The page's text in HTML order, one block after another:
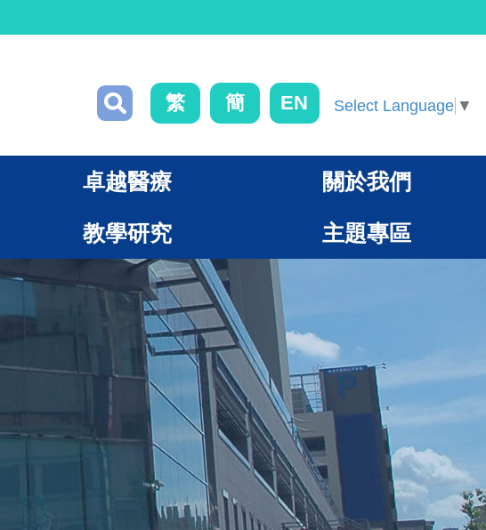
繁 簡 EN Select Language ▼
卓越醫療 關於我們
教學研究 主題專區